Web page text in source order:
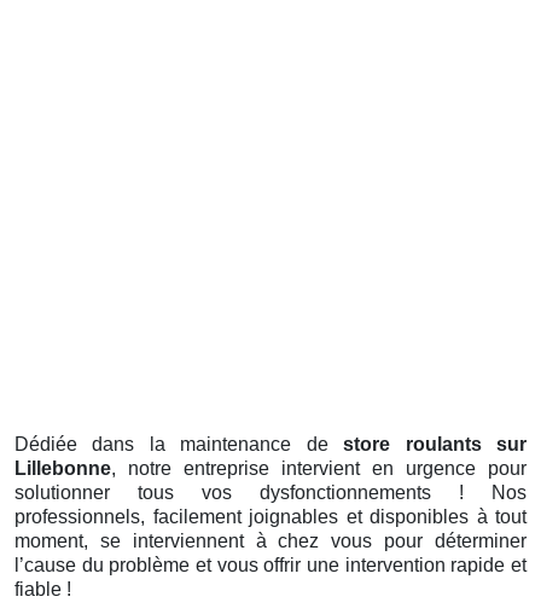
Dédiée dans la maintenance destore roulants sur
Lillebonne, notre entreprise intervient en urgence pour
solutionner tous vos dysfonctionnements ! Nos
professionnels, facilement joignables et disponibles à tout
moment, se interviennent à chez vous pour déterminer
l’cause du problème et vous offrir une intervention rapide et
fiable !